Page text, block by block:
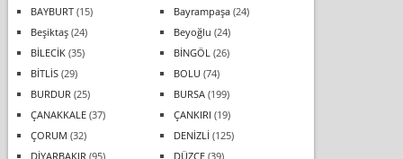
BAYBURT(15) Bayrampaşa(24)
Beşiktaş(24) Beyoğlu (24)
BİLECİK(35) BİNGÖL (26)
BİTLİS(29) BOLU (74)
BURDUR (25) BURSA(199)
ÇANAKKALE(37) ÇANKIRI (19)
ÇORUM (32) DENİZLİ (125)
DİYARBAKIR (95) DÜZCE(39)